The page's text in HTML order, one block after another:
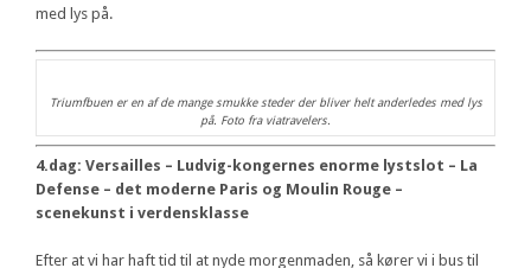
med lys på.
Triumfbuen er en af de mange smukke steder der bliver helt anderledes med lys
på. Foto fra viatravelers.
4.dag: Versailles – Ludvig-kongernes enorme lystslot – La
Defense – det moderne Paris og Moulin Rouge –
scenekunst i verdensklasse
Efter at vi har haft tid til at nyde morgenmaden, så kører vi i bus til